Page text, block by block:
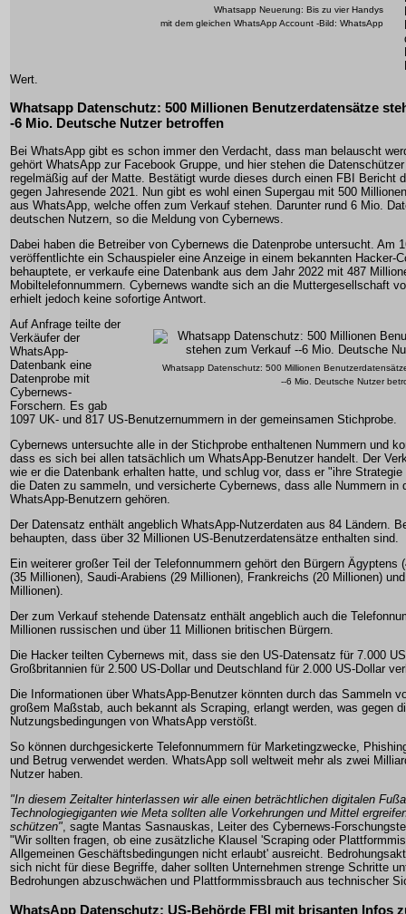
Whatsapp Neuerung: Bis zu vier Handys
mit dem gleichen WhatsApp Account -Bild: WhatsApp
Wert.
Whatsapp Datenschutz: 500 Millionen Benutzerdatensätze
-6 Mio. Deutsche Nutzer betroffen
Bei WhatsApp gibt es schon immer den Verdacht, dass man belauscht
gehört WhatsApp zur Facebook Gruppe, und hier stehen die
regelmäßig auf der Matte. Bestätigt wurde dieses durch einen FBI Bericht
gegen Jahresende 2021. Nun gibt es wohl einen Supergau mit 500
aus WhatsApp, welche offen zum Verkauf stehen. Darunter rund 6 Mio.
deutschen Nutzern, so die Meldung von Cybernews.
Dabei haben die Betreiber von Cybernews die Datenprobe untersucht. Am
veröffentlichte ein Schauspieler eine Anzeige in einem bekannten Hacker-
behauptete, er verkaufe eine Datenbank aus dem Jahr 2022 mit 487
Mobiltelefonnummern. Cybernews wandte sich an die Muttergesellschaft
erhielt jedoch keine sofortige Antwort.
Whatsapp Datenschutz: 500 Millionen
--6 Mio. Deutsche Nutzer
Auf Anfrage teilte der
Verkäufer der
WhatsApp-
Datenbank eine
Datenprobe mit
Cybernews-
Forschern. Es gab
1097 UK- und 817 US-Benutzernummern in der gemeinsamen Stichprobe.
Cybernews untersuchte alle in der Stichprobe enthaltenen Nummern und
dass es sich bei allen tatsächlich um WhatsApp-Benutzer handelt. Der
wie er die Datenbank erhalten hatte, und schlug vor, dass er "ihre
die Daten zu sammeln, und versicherte Cybernews, dass alle Nummern in
WhatsApp-Benutzern gehören.
Der Datensatz enthält angeblich WhatsApp-Nutzerdaten aus 84 Ländern.
behaupten, dass über 32 Millionen US-Benutzerdatensätze enthalten sind.
Ein weiterer großer Teil der Telefonnummern gehört den Bürgern Ägyptens
(35 Millionen), Saudi-Arabiens (29 Millionen), Frankreichs (20 Millionen)
Millionen).
Der zum Verkauf stehende Datensatz enthält angeblich auch die
Millionen russischen und über 11 Millionen britischen Bürgern.
Die Hacker teilten Cybernews mit, dass sie den US-Datensatz für 7.000
Großbritannien für 2.500 US-Dollar und Deutschland für 2.000 US-Dollar
Die Informationen über WhatsApp-Benutzer könnten durch das Sammeln
großem Maßstab, auch bekannt als Scraping, erlangt werden, was gegen
Nutzungsbedingungen von WhatsApp verstößt.
So können durchgesickerte Telefonnummern für Marketingzwecke,
und Betrug verwendet werden. WhatsApp soll weltweit mehr als zwei
Nutzer haben.
"In diesem Zeitalter hinterlassen wir alle einen beträchtlichen digitalen
Technologiegiganten wie Meta sollten alle Vorkehrungen und Mittel
schützen", sagte Mantas Sasnauskas, Leiter des Cybernews-
"Wir sollten fragen, ob eine zusätzliche Klausel 'Scraping oder
Allgemeinen Geschäftsbedingungen nicht erlaubt' ausreicht.
sich nicht für diese Begriffe, daher sollten Unternehmen strenge Schritte
Bedrohungen abzuschwächen und Plattformmissbrauch aus technischer
WhatsApp Datenschutz: US-Behörde FBI mit brisanten Infos